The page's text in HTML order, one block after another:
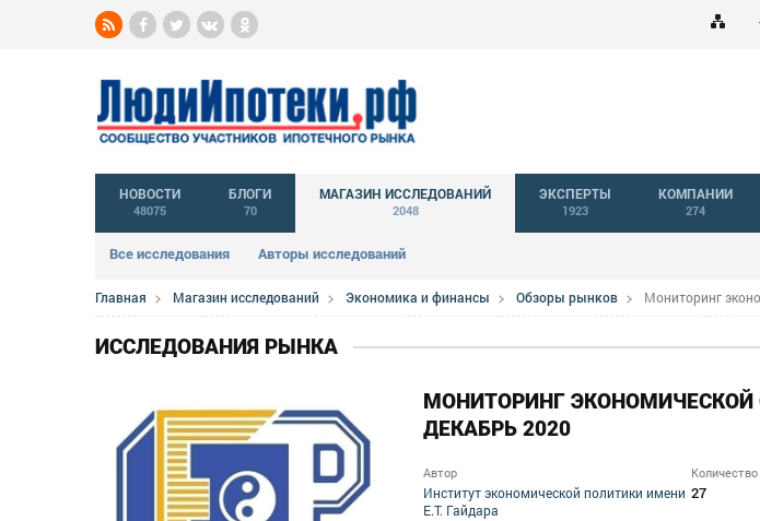
НОВОСТИ
48075
БЛОГИ
70
МАГАЗИН ИССЛЕДОВАНИЙ
2048
Все исследования Авторы исследований
ЭКСПЕРТЫ
1923
КОМПАНИИ
274
Главная Магазин исследований Экономика и финансы Обзоры рынков Мониторинг
ИССЛЕДОВАНИЯ РЫНКА
МОНИТОРИНГ ЭКОНОМИЧЕСКОЙ
ДЕКАБРЬ 2020
Автор
Институт экономической политики имени
Е.Т. Гайдара
27